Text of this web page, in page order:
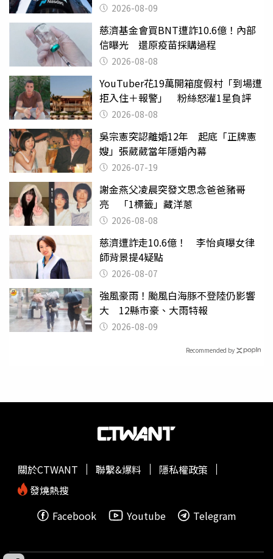
2026-08-09
慈濟基金會買BNT遭詐10.6億！內部
信曝光 還原疫苗採購過程
2026-08-08
YouTuber花19萬開箱度假村「到場遭
拒入住＋報警」 粉絲怒灌1星負評
2026-08-08
吳宗憲突認離婚12年 起底「正牌憲
嫂」張葳葳當年隱婚內幕
2026-07-19
謝金燕父凌晨突發文思念爸爸豬哥
亮 「1標籤」藏洋蔥
2026-08-08
慈濟遭詐走10.6億！ 李怡貞曝女律
師背景提4疑點
2026-08-07
強風豪雨！颱風白海豚不登陸仍影響
大 12縣市豪、大雨特報
2026-08-09
Recommended by
關於CTWANT 聯繫&爆料
隱私權政策
發燒熱搜
Facebook
Youtube Telegram